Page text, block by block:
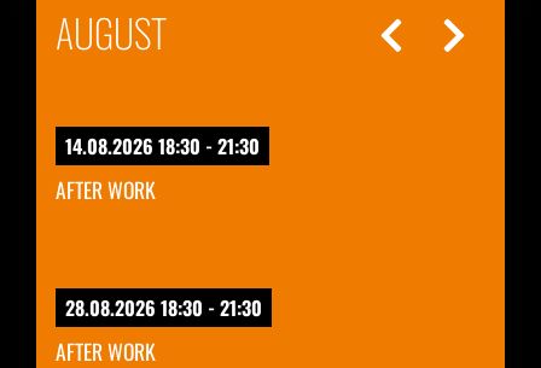
AUGUST
14.08.2026 18:30 - 21:30
AFTER WORK
28.08.2026 18:30 - 21:30
AFTER WORK